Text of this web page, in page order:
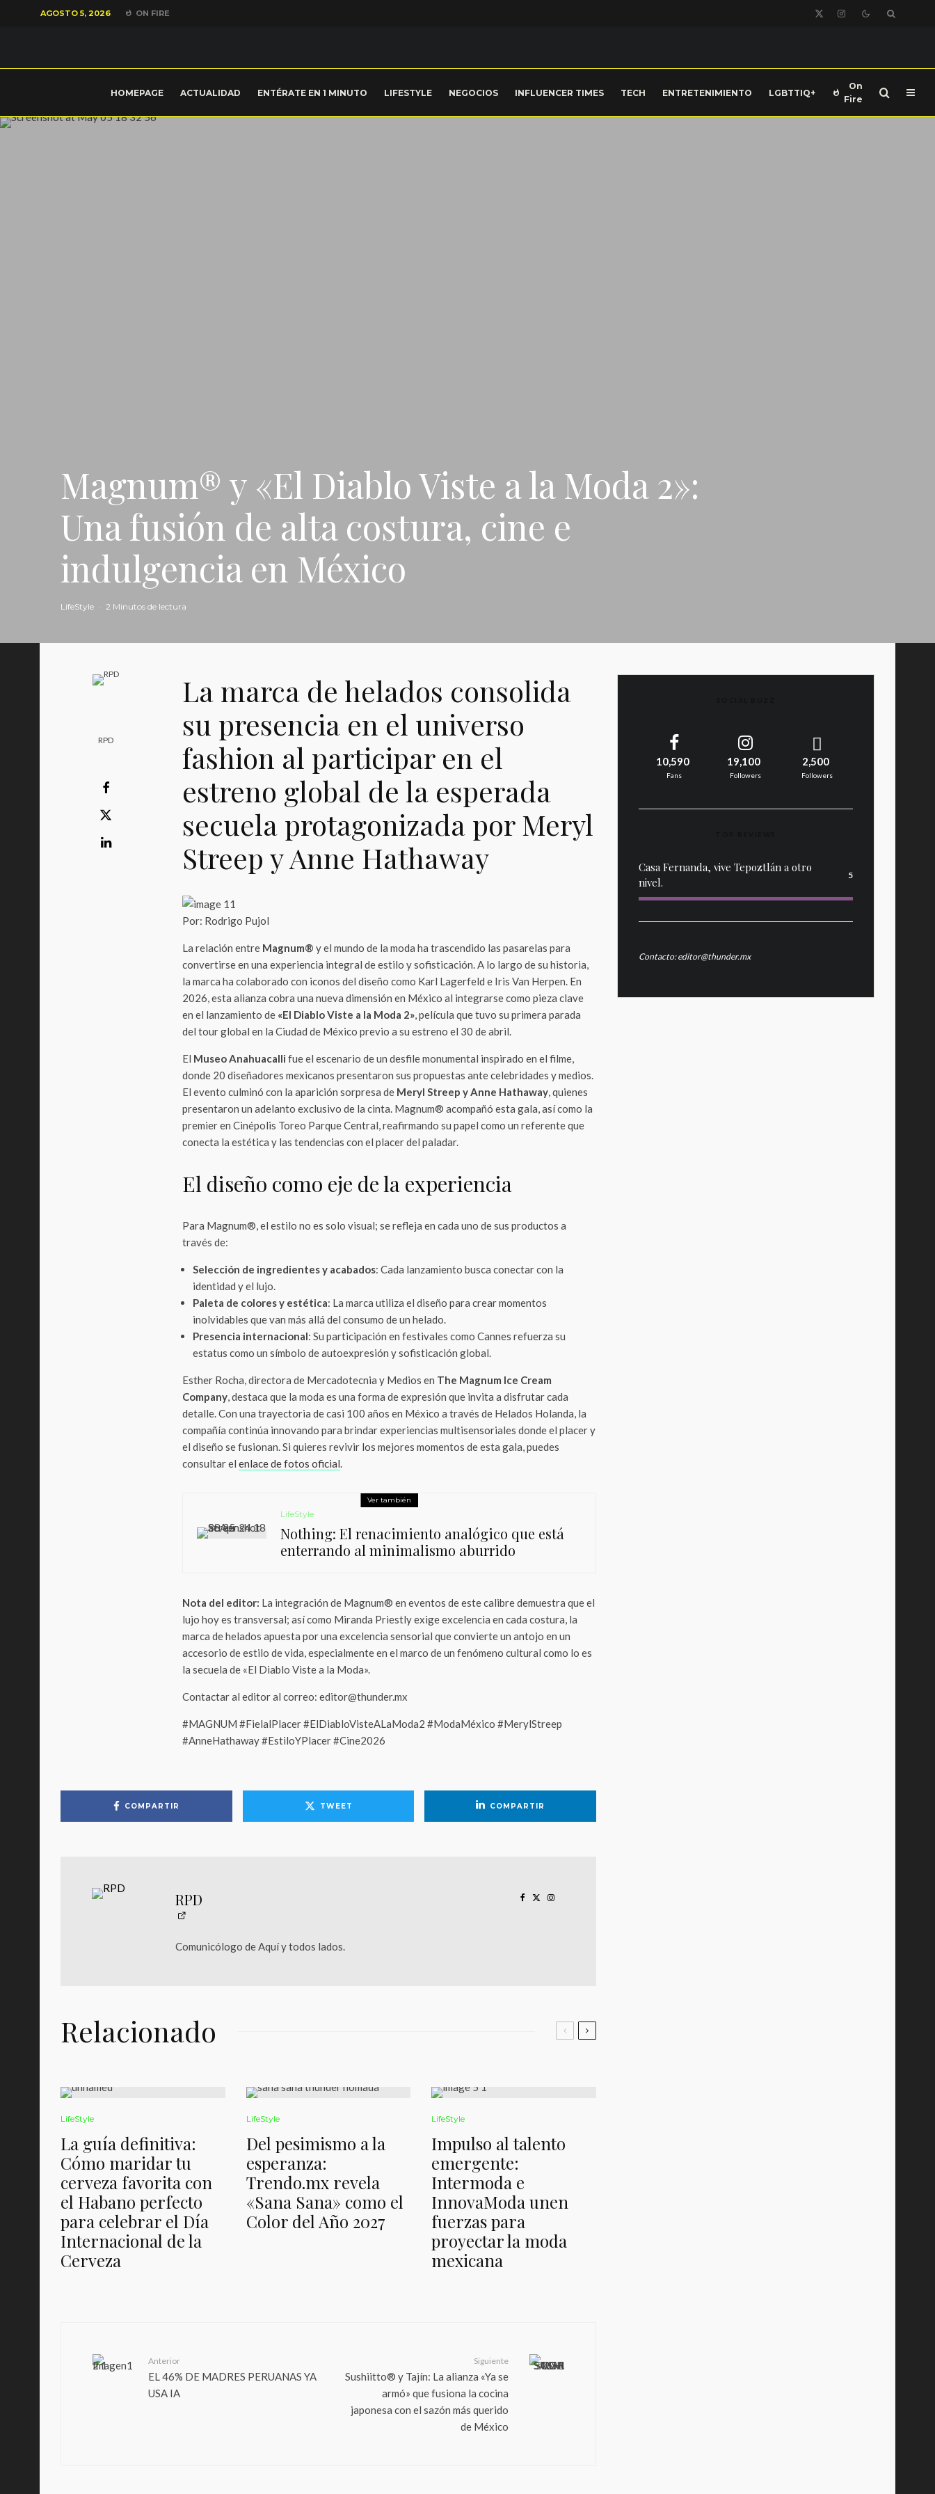
AGOSTO 5, 2026 ON FIRE
HOMEPAGE ACTUALIDAD ENTÉRATE EN 1 MINUTO LIFESTYLE NEGOCIOS INFLUENCER TIMES TECH ENTRETENIMIENTO LGBTTIQ+
On
Fire
Magnum® y «El Diablo Viste a la Moda 2»:
Una fusión de alta costura, cine e
indulgencia en México
LifeStyle · 2 Minutos de lectura
RPD
La marca de helados consolida
su presencia en el universo
fashion al participar en el
estreno global de la esperada
secuela protagonizada por Meryl
Streep y Anne Hathaway
Por: Rodrigo Pujol
La relación entre Magnum® y el mundo de la moda ha trascendido las pasarelas para
convertirse en una experiencia integral de estilo y sofisticación. A lo largo de su historia,
la marca ha colaborado con iconos del diseño como Karl Lagerfeld e Iris Van Herpen. En
2026, esta alianza cobra una nueva dimensión en México al integrarse como pieza clave
en el lanzamiento de «El Diablo Viste a la Moda 2», película que tuvo su primera parada
del tour global en la Ciudad de México previo a su estreno el 30 de abril.
El Museo Anahuacalli fue el escenario de un desfile monumental inspirado en el filme,
donde 20 diseñadores mexicanos presentaron sus propuestas ante celebridades y medios.
El evento culminó con la aparición sorpresa de Meryl Streep y Anne Hathaway, quienes
presentaron un adelanto exclusivo de la cinta. Magnum® acompañó esta gala, así como la
premier en Cinépolis Toreo Parque Central, reafirmando su papel como un referente que
conecta la estética y las tendencias con el placer del paladar.
El diseño como eje de la experiencia
Para Magnum®, el estilo no es solo visual; se refleja en cada uno de sus productos a
través de:
Selección de ingredientes y acabados: Cada lanzamiento busca conectar con la
identidad y el lujo.
Paleta de colores y estética: La marca utiliza el diseño para crear momentos
inolvidables que van más allá del consumo de un helado.
Presencia internacional: Su participación en festivales como Cannes refuerza su
estatus como un símbolo de autoexpresión y sofisticación global.
Esther Rocha, directora de Mercadotecnia y Medios en The Magnum Ice Cream
Company, destaca que la moda es una forma de expresión que invita a disfrutar cada
detalle. Con una trayectoria de casi 100 años en México a través de Helados Holanda, la
compañía continúa innovando para brindar experiencias multisensoriales donde el placer y
el diseño se fusionan. Si quieres revivir los mejores momentos de esta gala, puedes
consultar el enlace de fotos oficial.
Ver también
LifeStyle
Nothing: El renacimiento analógico que está
enterrando al minimalismo aburrido
Nota del editor: La integración de Magnum® en eventos de este calibre demuestra que el
lujo hoy es transversal; así como Miranda Priestly exige excelencia en cada costura, la
marca de helados apuesta por una excelencia sensorial que convierte un antojo en un
accesorio de estilo de vida, especialmente en el marco de un fenómeno cultural como lo es
la secuela de «El Diablo Viste a la Moda».
Contactar al editor al correo: editor@thunder.mx
#MAGNUM #FielalPlacer #ElDiabloVisteALaModa2 #ModaMéxico #MerylStreep
#AnneHathaway #EstiloYPlacer #Cine2026
COMPARTIR TWEET COMPARTIR
RPD
Comunicólogo de Aquí y todos lados.
Relacionado
LifeStyle
La guía definitiva:
Cómo maridar tu
cerveza favorita con
el Habano perfecto
para celebrar el Día
Internacional de la
Cerveza
LifeStyle
Del pesimismo a la
esperanza:
Trendo.mx revela
«Sana Sana» como el
Color del Año 2027
LifeStyle
Impulso al talento
emergente:
Intermoda e
InnovaModa unen
fuerzas para
proyectar la moda
mexicana
Anterior
EL 46% DE MADRES PERUANAS YA
USA IA
Siguiente
Sushiitto® y Tajín: La alianza «Ya se
armó» que fusiona la cocina
japonesa con el sazón más querido
de México
10,590
Fans
19,100
Followers
2,500
Followers
Casa Fernanda, vive Tepoztlán a otro
nivel.
5
Contacto: editor@thunder.mx